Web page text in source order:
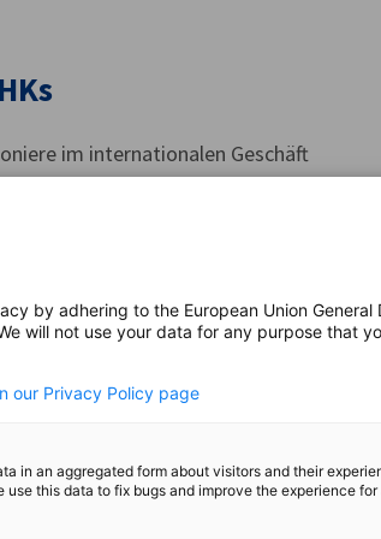
im internationalen Geschäft
AHK: Ihre Tür zur
wir die Stimme der
über 48.000 Mitgliedschaften
by adhering to the European Union General
will not use your data for any purpose that
our Privacy Policy page
in an aggregated form about visitors and their
use this data to fix bugs and improve the experience for